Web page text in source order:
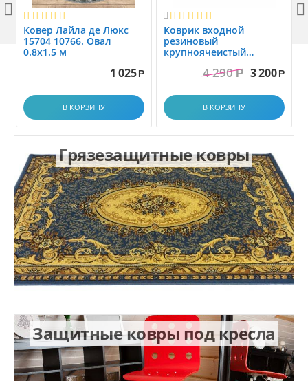
Ковер Лайла де Люкс
15704 10766. Овал
0.8x1.5 м
1 025 Р
В КОРЗИНУ

Коврик вxодной
резиновый
крупноячеистый
1.0x1.5 м4 290 Р 3 200 Р
В КОРЗИНУ
 
Грязезащитные ковры
Защитные ковры под кресла